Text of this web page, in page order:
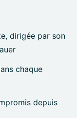
dirigée par son
chaque
depuis